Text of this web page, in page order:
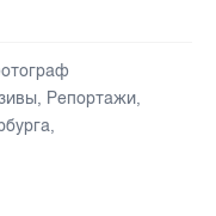
, Репортажи,
,